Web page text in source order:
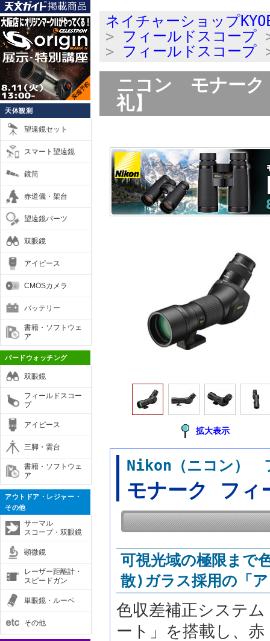
天体観測
望遠鏡セット
スマート望遠鏡
鏡筒
赤道儀・架台
望遠鏡パーツ
双眼鏡
アイピース
CMOSカメラ
バッテリー
書籍・ソフトウェ
ア
バードウォッチング
双眼鏡
フィールドスコー
プ
アイピース
三脚・雲台
書籍・ソフトウェ
ア
アウトドア・レジャー・
その他
サーマル
スコープ・双眼鏡
顕微鏡
レーザー距離計・
スピードガン
単眼鏡・ルーペ
その他
ネイチャーショップ
> フィールドスコープ
> フィールドスコープ
ニコン モナーク
礼】
拡大表示
Nikon（ニコン）
モナーク フィ
可視光域の極限まで
散)ガラス採用の「
色収差補正システ
ート」を搭載し、